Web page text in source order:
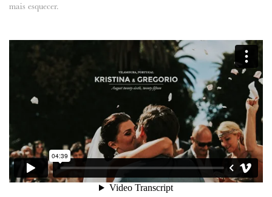
mais esquecer.